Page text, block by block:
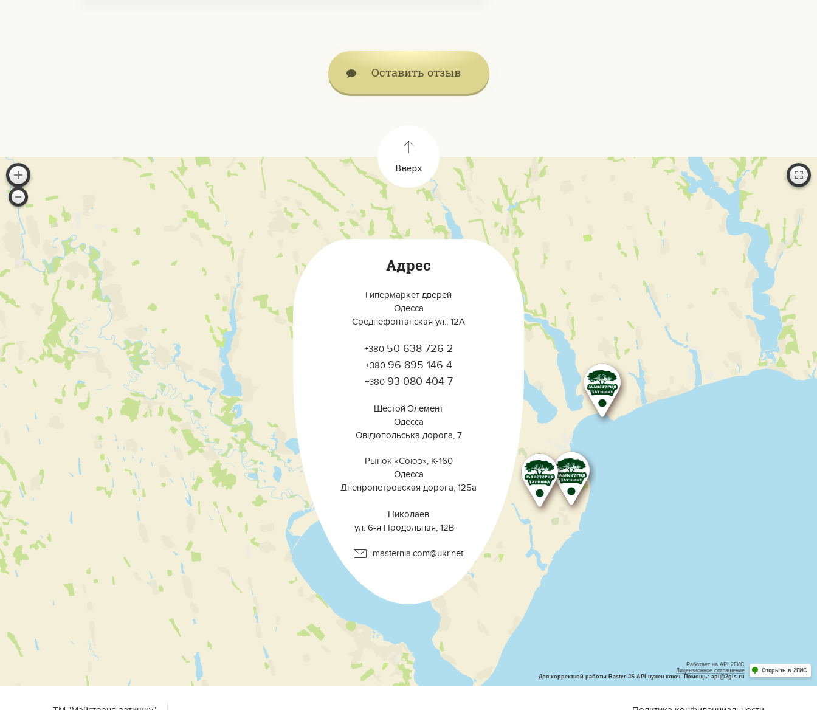
Оставить отзыв
Работает на API 2ГИС
Лицензионное соглашение
Для корректной работы Raster JS API нужен ключ. Помощь: api@2gis.ru
Открыть в 2ГИС
Вверх
Адрес
Гипермаркет дверей
Одесса
Среднефонтанская ул., 12А
+380 50 638 726 2
+380 96 895 146 4
+380 93 080 404 7
Шестой Элемент
Одесса
Овідіопольська дорога, 7
Рынок «Союз», К-160
Одесса
Днепропетровская дорога, 125а
Николаев
ул. 6-я Продольная, 12В ⠀
masternia.com@ukr.net